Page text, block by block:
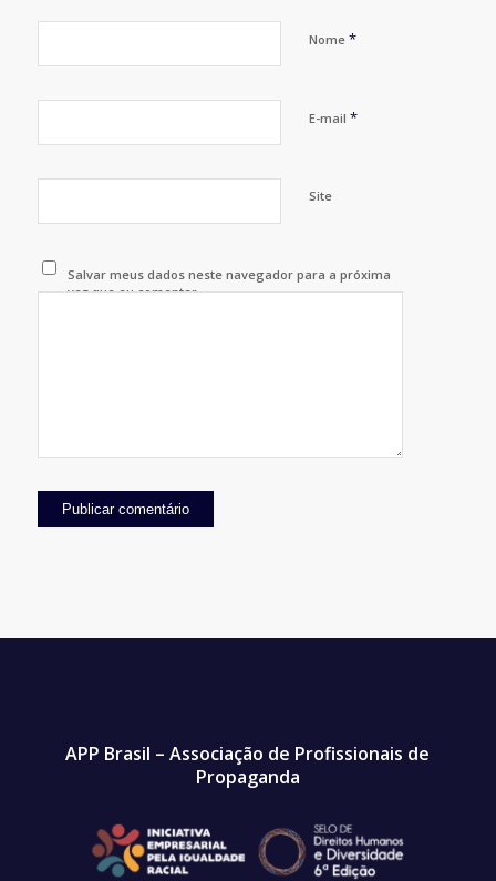
Nome *
E-mail *
Site
Salvar meus dados neste navegador para a próxima
vez que eu comentar.
APP Brasil – Associação de Profissionais de
Propaganda